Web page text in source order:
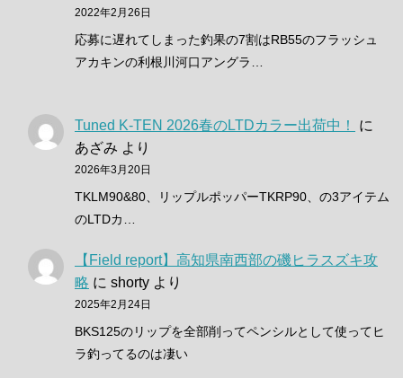
2022年2月26日
応募に遅れてしまった釣果の7割はRB55のフラッシュ
アカキンの利根川河口アングラ…
Tuned K-TEN 2026春のLTDカラー出荷中！
に
あざみ より
2026年3月20日
TKLM90&80、リップルポッパーTKRP90、の3アイテム
のLTDカ…
【Field report】高知県南西部の磯ヒラスズキ攻
略 に shorty より
2025年2月24日
BKS125のリップを全部削ってペンシルとして使ってヒ
ラ釣ってるのは凄い